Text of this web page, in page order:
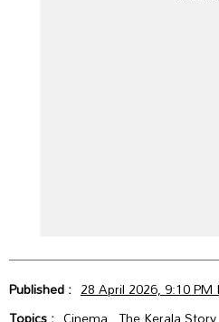
Published : 28 April 2026, 9:10 PM